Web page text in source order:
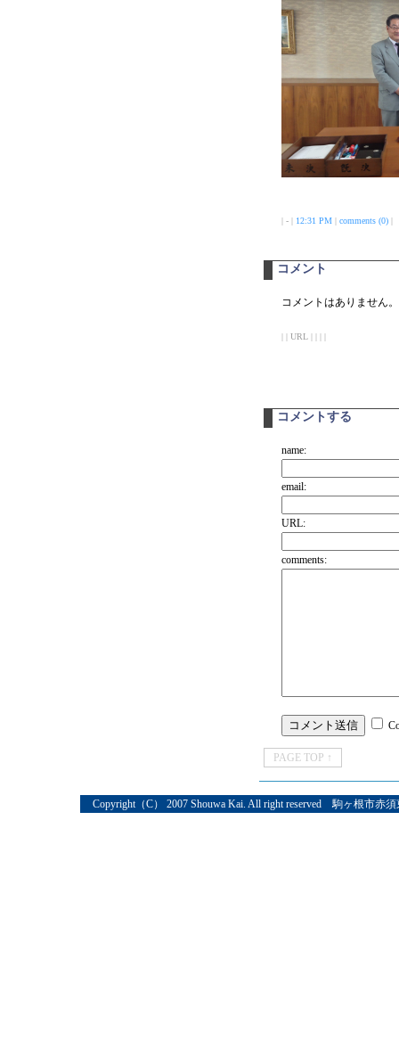
| - | 12:31 PM| comments (0)|
コメント
コメントはありません。
| | URL | | | |
コメントする
name:
email:
URL:
comments:
PAGE TOP ↑
Copyright（C） 2007 Shouwa Kai. All right reserved 駒ヶ根市